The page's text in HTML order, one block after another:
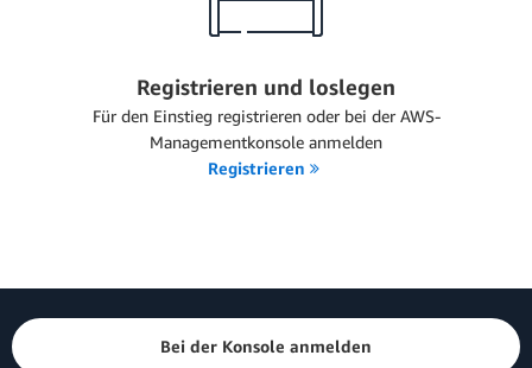
Registrieren und loslegen
Für den Einstieg registrieren oder bei der AWS-
Managementkonsole anmelden
Registrieren
Bei der Konsole anmelden